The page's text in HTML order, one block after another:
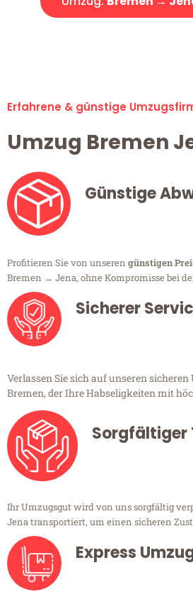
Erfahrene & günstige
Umzug Bremen
Günstige
Profitieren Sie von unseren günstigen
Bremen → Jena, ohne Kompromisse bei
Sicherer
Verlassen Sie sich auf unseren
Bremen, der Ihre Habseligkeiten mit
Sorgfältiger
Ihr Umzugsgut wird von uns sorgfältig
Jena transportiert, um einen sicheren
Express